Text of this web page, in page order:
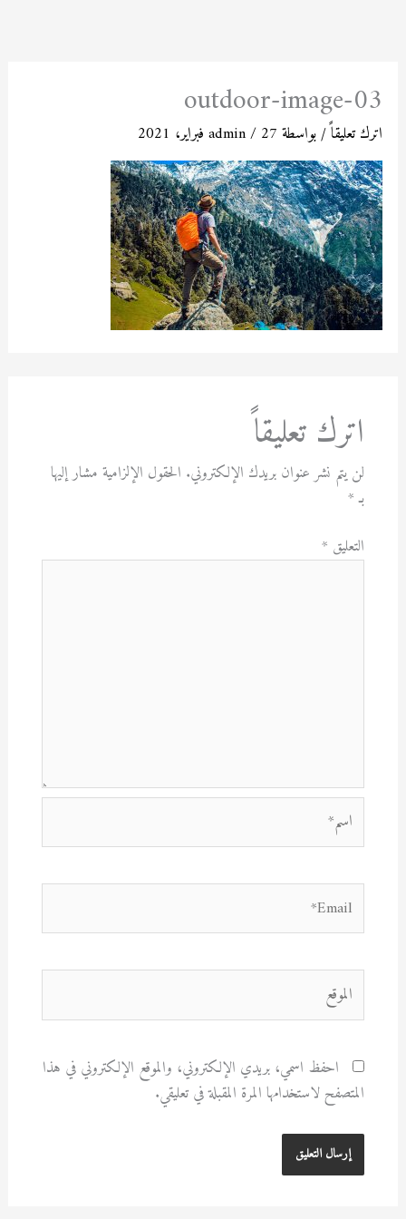
outdoor-image-03
اترك تعليقاً/ بواسطة admin/ 27 فبراير، 2021
اترك تعليقاً
لن يتم نشر عنوان بريدك الإلكتروني. الحقول الإلزامية مشار إليها
بـ*
التعليق *
اسم*
الموقع
احفظ اسمي، بريدي الإلكتروني، والموقع الإلكتروني في هذا
المتصفح لاستخدامها المرة المقبلة في تعليقي.